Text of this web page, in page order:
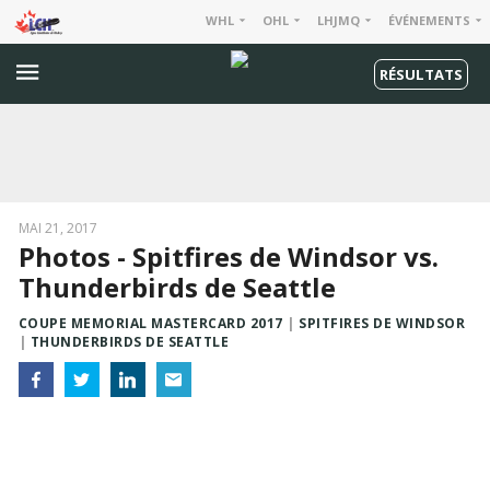
ÉVÉNEMENTS
LHJMQ
OHL
WHL
RÉSULTATS
MAI 21, 2017
Photos - Spitfires de Windsor vs.
Thunderbirds de Seattle
COUPE MEMORIAL MASTERCARD 2017
SPITFIRES DE WINDSOR
THUNDERBIRDS DE SEATTLE